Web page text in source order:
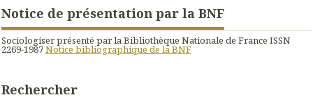
Notice de présentation par la BNF
Sociologiser présenté par la Bibliothèque Nationale de France ISSN
2269-1987Notice bibliographique de la BNF
Rechercher